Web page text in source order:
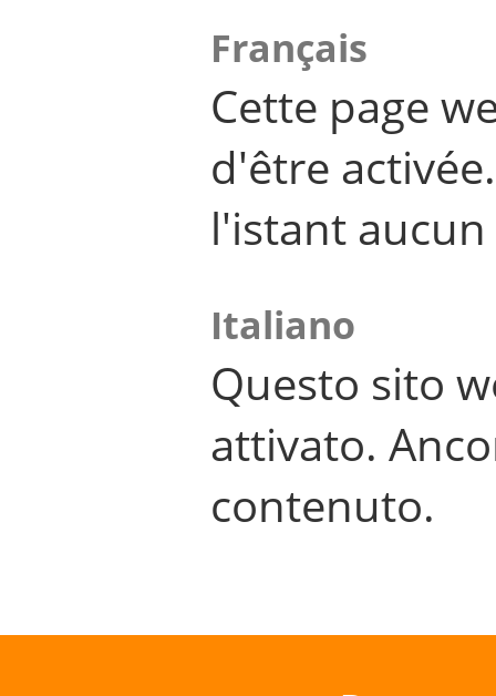
Français
Cette page
d'être
l'istant
Italiano
Questo sito
attivato.
contenuto.